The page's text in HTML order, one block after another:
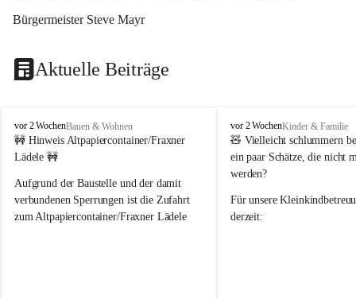
Bürgermeister Steve Mayr
Aktuelle Beiträge
F
r
a
e
r
n
vor 2 WochenBauen & Wohnen
🚧 Hinweis Altpapiercontainer/Fraxner
Lädele 🚧
Aufgrund der Baustelle und der damit
verbundenen Sperrungen ist die Zufahrt
zum Altpapiercontainer/Fraxner Lädele
F
r
a
x
r
n
vor 2 WochenKinder & Familie
🧸 Vielleicht schlummern
ein paar Schätze, die nicht
werden?
Für unsere
derzeit: